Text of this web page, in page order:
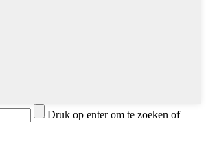
Druk op enter om te zoeken of